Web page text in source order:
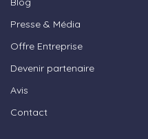
Presse & Média
Offre Entreprise
Devenir partenaire
Avis
Contact